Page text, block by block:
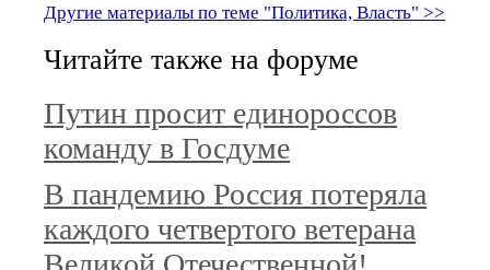
Другие материалы по теме "Политика, Власть" >>
Читайте также на форуме
Путин просит единороссов
команду в Госдуме
В пандемию Россия потеряла
каждого четвертого ветерана